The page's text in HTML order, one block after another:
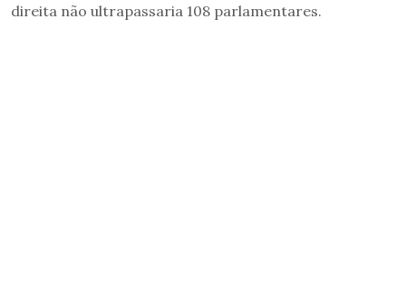
direita não ultrapassaria 108 parlamentares.